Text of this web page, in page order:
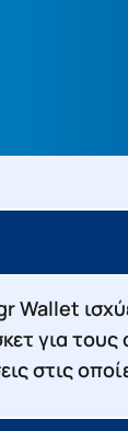
Wallet
για
στις